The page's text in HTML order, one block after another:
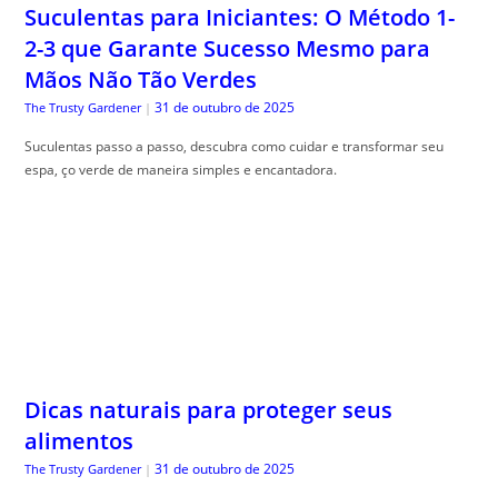
Suculentas para Iniciantes: O Método 1-
2-3 que Garante Sucesso Mesmo para
Mãos Não Tão Verdes
The Trusty Gardener | 31 de outubro de 2025
Suculentas passo a passo, descubra como cuidar e transformar seu
espa, ço verde de maneira simples e encantadora.
Dicas naturais para proteger seus
alimentos
The Trusty Gardener | 31 de outubro de 2025